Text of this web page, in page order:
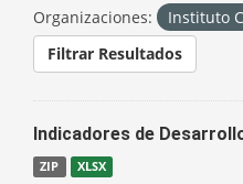
Organizaciones:
Instituto
Filtrar Resultados
Indicadores de
ZIP XLSX